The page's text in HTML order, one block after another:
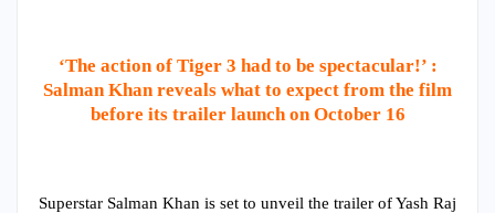
‘The action of Tiger 3 had to be spectacular!’ :
Salman Khan reveals what to expect from the film
before its trailer launch on October 16
Superstar Salman Khan is set to unveil the trailer of Yash Raj